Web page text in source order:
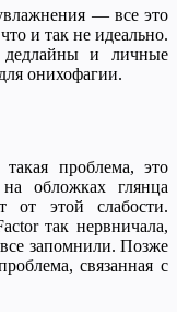
— все это
и так не идеально.
дедлайны и личные
онихофагии.
проблема, это
обложках глянца
от этой слабости.
так нервничала,
запомнили. Позже
связанная с